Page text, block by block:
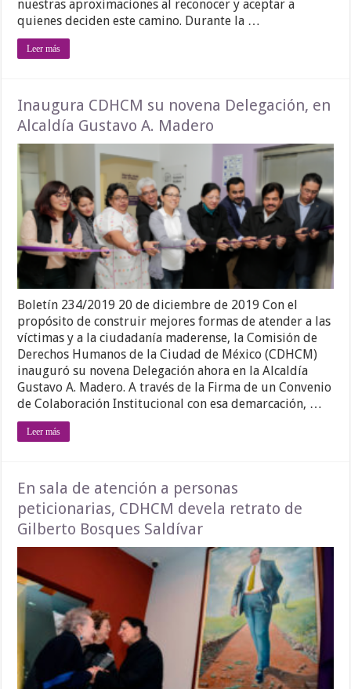
nuestras aproximaciones al reconocer y aceptar a
quienes deciden este camino. Durante la …
Leer más
Inaugura CDHCM su novena Delegación, en
Alcaldía Gustavo A. Madero
Boletín 234/2019 20 de diciembre de 2019 Con el
propósito de construir mejores formas de atender a las
víctimas y a la ciudadanía maderense, la Comisión de
Derechos Humanos de la Ciudad de México (CDHCM)
inauguró su novena Delegación ahora en la Alcaldía
Gustavo A. Madero. A través de la Firma de un Convenio
de Colaboración Institucional con esa demarcación, …
Leer más
En sala de atención a personas
peticionarias, CDHCM devela retrato de
Gilberto Bosques Saldívar